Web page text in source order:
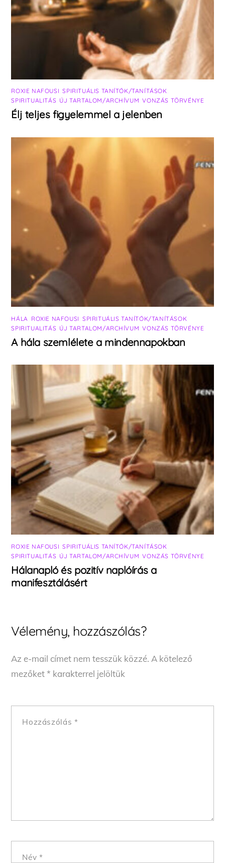
ROXIE NAFOUSI ,SPIRITUÁLIS TANÍTÓK/TANÍTÁSOK
SPIRITUALITÁS ÚJ TARTALOM/ARCHÍVUM ,VONZÁS TÖRVÉNYE
Élj teljes figyelemmel a jelenben
HÁLA ROXIE NAFOUSI SPIRITUÁLIS TANÍTÓK/TANÍTÁSOK
SPIRITUALITÁS ÚJ TARTALOM/ARCHÍVUM ,VONZÁS TÖRVÉNYE
A hála szemlélete a mindennapokban
ROXIE NAFOUSI ,SPIRITUÁLIS TANÍTÓK/TANÍTÁSOK
SPIRITUALITÁS ÚJ TARTALOM/ARCHÍVUM ,VONZÁS TÖRVÉNYE
Hálanapló és pozitív naplóírás a
manifesztálásért
Vélemény, hozzászólás?
Az e-mail címet nem tesszük közzé. A kötelező
mezőket* karakterrel jelöltük
Hozzászólás *
Név *